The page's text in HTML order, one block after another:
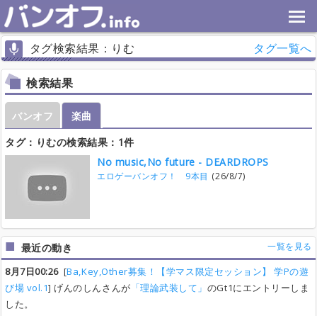
タグ検索結果：りむ タグ一覧へ
検索結果
バンオフ
楽曲
タグ：りむの検索結果：1件
No music,No future - DEARDROPS
エロゲーバンオフ！ 9本目 (26/8/7)
最近の動き 一覧を見る
8月7日00:26[Ba,Key,Other募集！【学マス限定セッション】 学Pの遊
び場 vol.1] げんのしんさんが 「理論武装して」 のGt1にエントリーしま
した。